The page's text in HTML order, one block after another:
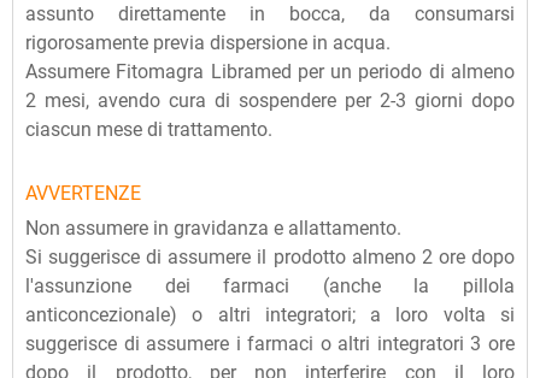
assunto direttamente in bocca, da consumarsi
rigorosamente previa dispersione in acqua.
Assumere Fitomagra Libramed per un periodo di almeno
2 mesi, avendo cura di sospendere per 2-3 giorni dopo
ciascun mese di trattamento.
AVVERTENZE
Non assumere in gravidanza e allattamento.
Si suggerisce di assumere il prodotto almeno 2 ore dopo
l'assunzione dei farmaci (anche la pillola
anticoncezionale) o altri integratori; a loro volta si
suggerisce di assumere i farmaci o altri integratori 3 ore
dopo il prodotto, per non interferire con il loro